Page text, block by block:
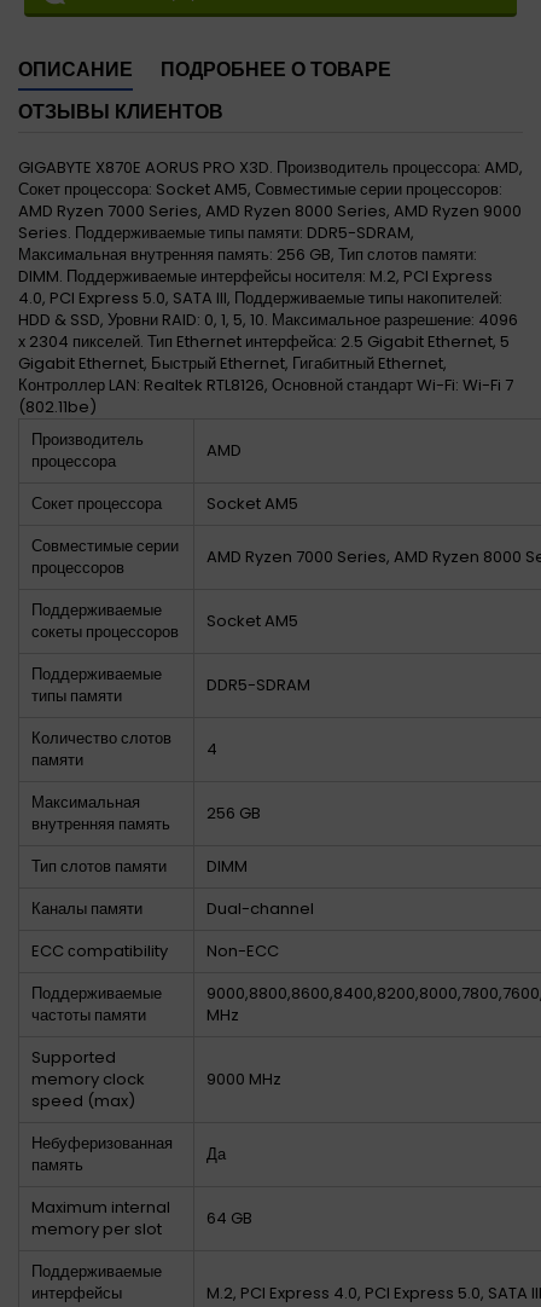
ОПИСАНИЕ
ПОДРОБНЕЕ О ТОВАРЕ
ОТЗЫВЫ КЛИЕНТОВ
GIGABYTE X870E AORUS PRO X3D. Производитель процессора: AMD,
Сокет процессора: Socket AM5, Совместимые серии процессоров:
AMD Ryzen 7000 Series, AMD Ryzen 8000 Series, AMD Ryzen 9000
Series. Поддерживаемые типы памяти: DDR5-SDRAM,
Максимальная внутренняя память: 256 GB, Тип слотов памяти:
DIMM. Поддерживаемые интерфейсы носителя: M.2, PCI Express
4.0, PCI Express 5.0, SATA III, Поддерживаемые типы накопителей:
HDD & SSD, Уровни RAID: 0, 1, 5, 10. Максимальное разрешение: 4096
x 2304 пикселей. Тип Ethernet интерфейса: 2.5 Gigabit Ethernet, 5
Gigabit Ethernet, Быстрый Ethernet, Гигабитный Ethernet,
Контроллер LAN: Realtek RTL8126, Основной стандарт Wi-Fi: Wi-Fi 7
(802.11be)
Производитель
процессора
AMD
Сокет процессора
Socket AM5
Совместимые серии
процессоров
AMD Ryzen 7000 Series, AMD Ryzen 8000
Поддерживаемые
сокеты процессоров
Socket AM5
Поддерживаемые
типы памяти
DDR5-SDRAM
Количество слотов
памяти
4
Максимальная
внутренняя память
256 GB
Тип слотов памяти
DIMM
Каналы памяти
Dual-channel
ECC сompatibility
Non-ECC
Поддерживаемые
частоты памяти
MHz
Supported
memory clock
speed (max)
9000 MHz
Небуферизованная
память
Да
Maximum internal
memory per slot
64 GB
Поддерживаемые
интерфейсы
M.2, PCI Express 4.0, PCI Express 5.0, SATA III